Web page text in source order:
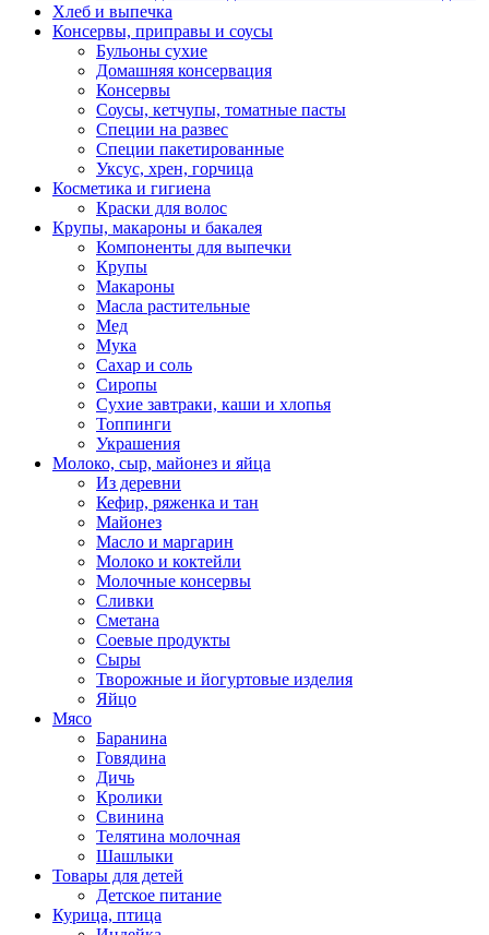
Хлеб и выпечка
Консервы, приправы и соусы
Бульоны сухие
Домашняя консервация
Консервы
Соусы, кетчупы, томатные пасты
Специи на развес
Специи пакетированные
Уксус, хрен, горчица
Косметика и гигиена
Краски для волос
Крупы, макароны и бакалея
Компоненты для выпечки
Крупы
Макароны
Масла растительные
Мед
Мука
Сахар и соль
Сиропы
Сухие завтраки, каши и хлопья
Топпинги
Украшения
Молоко, сыр, майонез и яйца
Из деревни
Кефир, ряженка и тан
Майонез
Масло и маргарин
Молоко и коктейли
Молочные консервы
Сливки
Сметана
Соевые продукты
Сыры
Творожные и йогуртовые изделия
Яйцо
Мясо
Баранина
Говядина
Дичь
Кролики
Свинина
Телятина молочная
Шашлыки
Товары для детей
Детское питание
Курица, птица